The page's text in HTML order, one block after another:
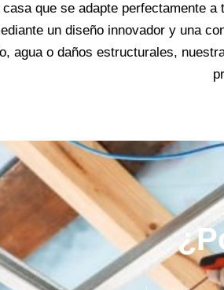
casa que se adapte perfectamente
un diseño innovador y una
agua o daños estructurales,